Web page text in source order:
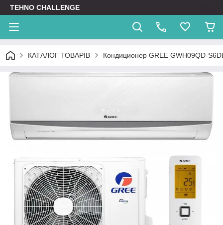
TEHNO CHALLENGE
КАТАЛОГ ТОВАРІВ Кондиционер GREE GWH09QD-